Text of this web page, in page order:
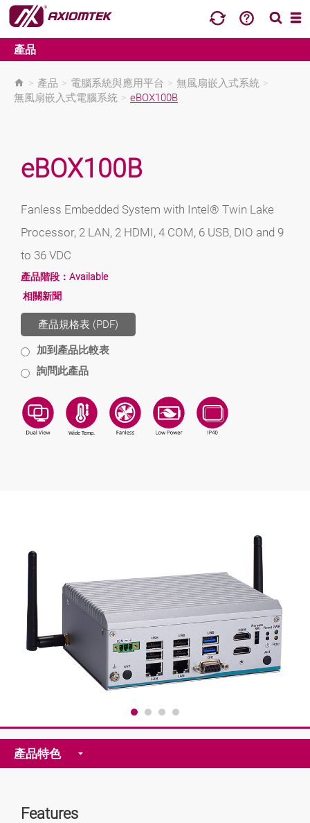
產品
> 產品 > 電腦系統與應用平台 > 無風扇嵌入式系統 >
無風扇嵌入式電腦系統 > eBOX100B
eBOX100B
Fanless Embedded System with Intel® Twin Lake
Processor, 2 LAN, 2 HDMI, 4 COM, 6 USB, DIO and 9
to 36 VDC
產品階段： Available
相關新聞
產品規格表 (PDF)
加到產品比較表
詢問此產品
產品特色
Features